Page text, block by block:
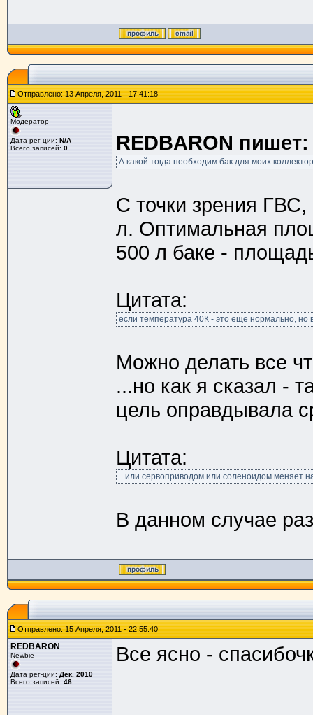
Отправлено: 13 Апреля, 2011 - 17:41:18
Модератор
Дата рег-ции: N/A
Всего записей: 0 REDBARON пишет:
А какой тогда необходим бак для моих
С точки зрения
л. Оптимальная
500 л баке -
Цитата:
если температура 40К - это еще нормально,
Можно делать все
...но как я сказал -
цель оправдывала
Цитата:
...или сервоприводом или соленоидом меняет
В данном случае
Отправлено: 15 Апреля, 2011 - 22:55:40
REDBARON
Newbie
Дата рег-ции: Дек. 2010
Всего записей: 46
Все ясно -